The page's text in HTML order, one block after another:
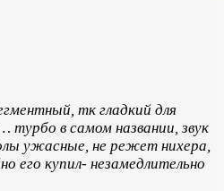
тк гладкий для
турбо в самом названии, звук
ужасные, не режет нихера,
его купил- незамедлительно